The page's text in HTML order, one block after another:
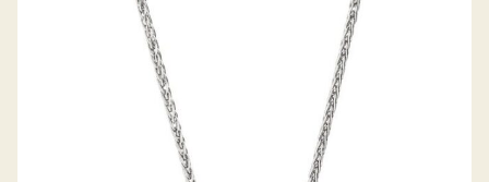
BELLA LUCE COLLIER